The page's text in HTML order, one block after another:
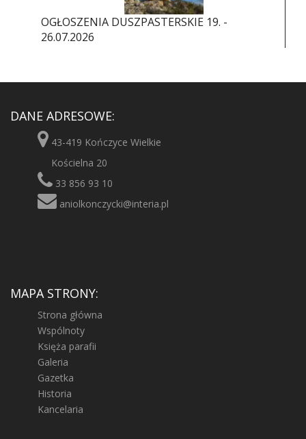
OGŁOSZENIA DUSZPASTERSKIE 19. -
26.07.2026
DANE ADRESOWE:
43-419 Kończyce Wielkie
Kościelna 20
33 856 93 10
aniolkonczycki@interia.pl
MAPA STRONY:
Strona główna
Wspólnoty
Księża parafii
Galeria
Gazetka
Historia
Kancelaria